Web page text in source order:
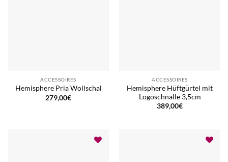
ACCESSOIRES
Hemisphere Pria Wollschal
279,00€
ACCESSOIRES
Hemisphere Hüftgürtel mit
Logoschnalle 3,5cm
389,00€